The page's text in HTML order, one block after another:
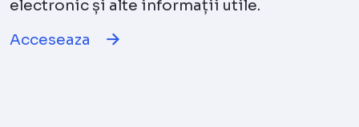
electronic și alte informații utile.
Acceseaza